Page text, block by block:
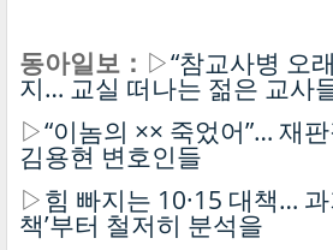
동아일보： ▷“참교사병 오
지… 교실 떠나는 젊은 교사
▷“이놈의 ×× 죽었어”… 재
김용현 변호인들
▷힘 빠지는 10·15 대책… 과
책’부터 철저히 분석을